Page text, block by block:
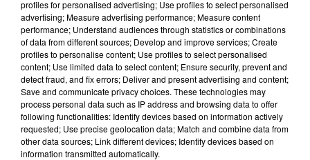
profiles for personalised advertising; Use profiles to select personalised
advertising; Measure advertising performance; Measure content
performance; Understand audiences through statistics or combinations
of data from different sources; Develop and improve services; Create
profiles to personalise content; Use profiles to select personalised
content; Use limited data to select content; Ensure security, prevent and
detect fraud, and fix errors; Deliver and present advertising and content;
Save and communicate privacy choices. These technologies may
process personal data such as IP address and browsing data to offer
following functionalities: Identify devices based on information actively
requested; Use precise geolocation data; Match and combine data from
other data sources; Link different devices; Identify devices based on
information transmitted automatically.